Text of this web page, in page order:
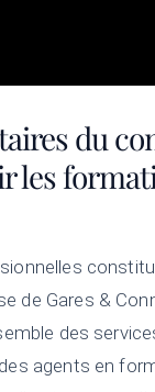
du
les
de Gares &
des
agents en